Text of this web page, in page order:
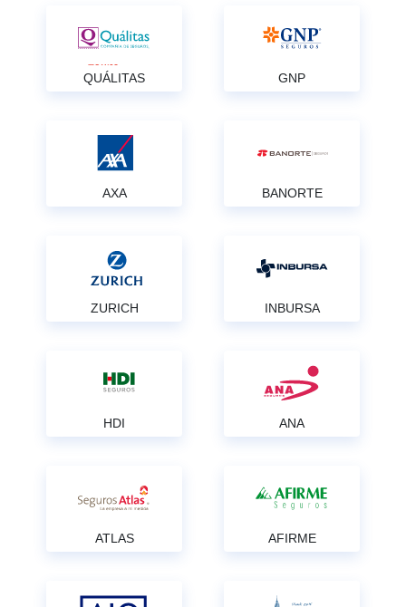
QUÁLITAS GNP
AXA BANORTE
ZURICH INBURSA
HDI ANA
ATLAS AFIRME